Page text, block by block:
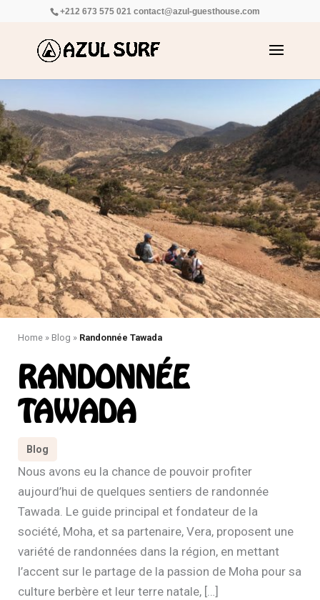
+212 673 575 021 contact@azul-guesthouse.com
Home » Blog » Randonnée Tawada
RANDONNÉE
TAWADA
Blog
Nous avons eu la chance de pouvoir profiter
aujourd’hui de quelques sentiers de randonnée
Tawada. Le guide principal et fondateur de la
société, Moha, et sa partenaire, Vera, proposent une
variété de randonnées dans la région, en mettant
l’accent sur le partage de la passion de Moha pour sa
culture berbère et leur terre natale, […]